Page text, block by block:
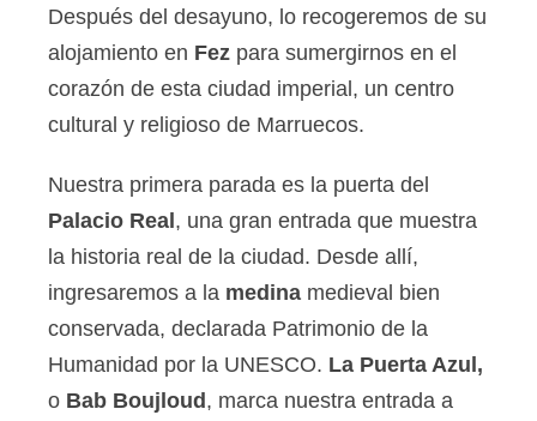
Después del desayuno, lo recogeremos de su
alojamiento en Fez para sumergirnos en el
corazón de esta ciudad imperial, un centro
cultural y religioso de Marruecos.
Nuestra primera parada es la puerta del
Palacio Real, una gran entrada que muestra
la historia real de la ciudad. Desde allí,
ingresaremos a la medina medieval bien
conservada, declarada Patrimonio de la
Humanidad por la UNESCO. La Puerta Azul,
o Bab Boujloud, marca nuestra entrada a